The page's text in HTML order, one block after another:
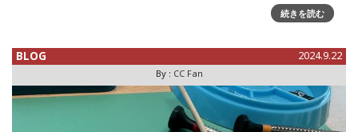
ウォッチデイズの追加日程、チャペックから1日遡り、今回は
す。午前中の「別
続きを読む
BLOG 2024.9.22
By : CC Fan